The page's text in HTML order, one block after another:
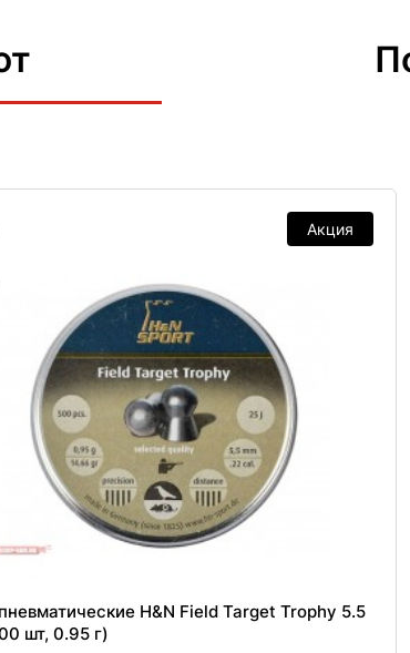
Акция
H&N Field Target Trophy 5.5
шт, 0.95 г)